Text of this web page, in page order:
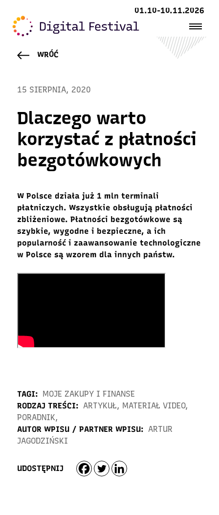
01.10-10.11.2026
WRÓĆ
15 SIERPNIA, 2020
Dlaczego warto
korzystać z płatności
bezgotówkowych
W Polsce działa już 1 mln terminali
płatniczych. Wszystkie obsługują płatności
zbliżeniowe. Płatności bezgotówkowe są
szybkie, wygodne i bezpieczne, a ich
popularność i zaawansowanie technologiczne
w Polsce są wzorem dla innych państw.
TAGI: MOJE ZAKUPY I FINANSE
RODZAJ TREŚCI: ARTYKUŁ, MATERIAŁ VIDEO,
PORADNIK,
AUTOR WPISU / PARTNER WPISU: ARTUR
JAGODZIŃSKI
UDOSTĘPNIJ